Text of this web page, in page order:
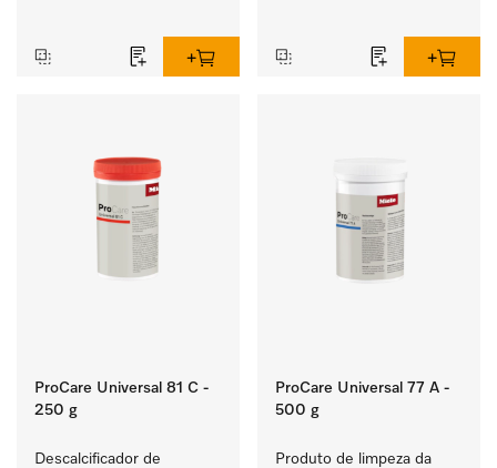
ProCare Universal 81 C -
250 g
Descalcificador de
ProCare Universal 77 A -
500 g
Produto de limpeza da